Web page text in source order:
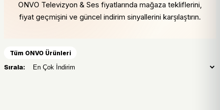
ONVO Televizyon & Ses fiyatlarında mağaza tekliflerini,
fiyat geçmişini ve güncel indirim sinyallerini karşılaştırın.
Tüm ONVO Ürünleri
Sırala: